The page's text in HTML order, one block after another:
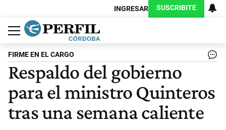
INGRESAR SUSCRIBITE
Política
Economía
Judiciales
Sociedad
Cultura
Espectáculos
Deportes
Protagonistas
FIRME EN EL CARGO
Respaldo del gobierno
para el ministro Quinteros
tras una semana caliente